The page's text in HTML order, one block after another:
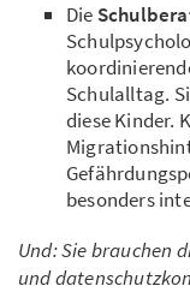
Die
Schulalltag.
diese Kinder.
besonders
Und: Sie brauchen
und